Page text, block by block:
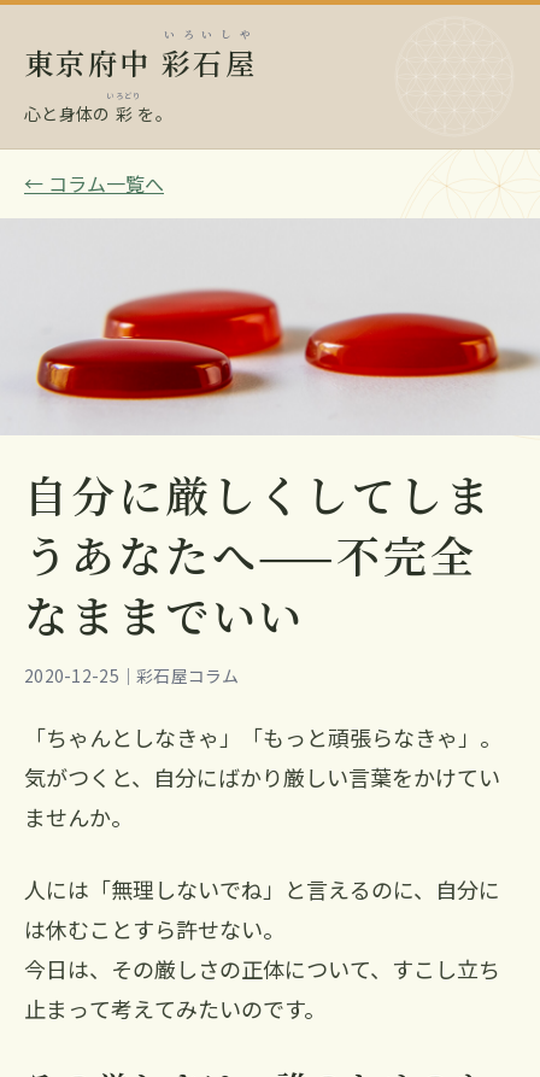
東京府中 彩石屋
いろいしや
心と身体の 彩
いろどり
を。
← コラム一覧へ
自分に厳しくしてしま
うあなたへ——不完全
なままでいい
2020-12-25｜彩石屋コラム
「ちゃんとしなきゃ」「もっと頑張らなきゃ」。
気がつくと、自分にばかり厳しい言葉をかけてい
ませんか。
人には「無理しないでね」と言えるのに、自分に
は休むことすら許せない。
今日は、その厳しさの正体について、すこし立ち
止まって考えてみたいのです。